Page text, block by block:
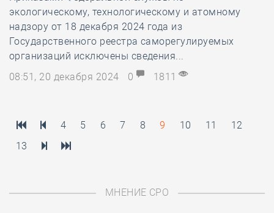
экологическому, технологическому и атомному
надзору от 18 декабря 2024 года из
Государственного реестра саморегулируемых
организаций исключены сведения...
08:51, 20 декабря 2024
0 1811
4 5 6 7 8 9 10 11
12
13
МНЕНИЕ СРО